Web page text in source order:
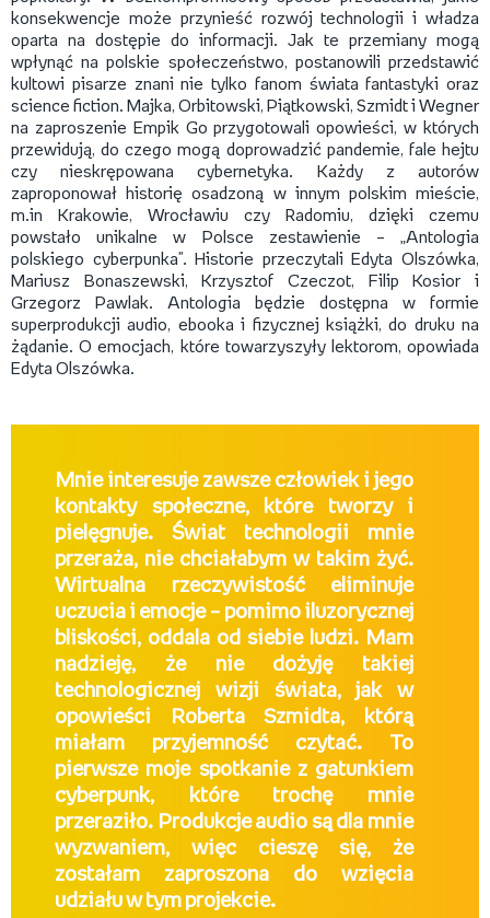
konsekwencje może przynieść rozwój technologii i władza
oparta na dostępie do informacji. Jak te przemiany mogą
wpłynąć na polskie społeczeństwo, postanowili przedstawić
kultowi pisarze znani nie tylko fanom świata fantastyki oraz
science fiction. Majka, Orbitowski, Piątkowski, Szmidt i Wegner
na zaproszenie Empik Go przygotowali opowieści, w których
przewidują, do czego mogą doprowadzić pandemie, fale hejtu
czy nieskrępowana cybernetyka. Każdy z autorów
zaproponował historię osadzoną w innym polskim mieście,
m.in Krakowie, Wrocławiu czy Radomiu, dzięki czemu
powstało unikalne w Polsce zestawienie – „Antologia
polskiego cyberpunka". Historie przeczytali Edyta Olszówka,
Mariusz Bonaszewski, Krzysztof Czeczot, Filip Kosior i
Grzegorz Pawlak. Antologia będzie dostępna w formie
superprodukcji audio, ebooka i fizycznej książki, do druku na
żądanie. O emocjach, które towarzyszyły lektorom, opowiada
Edyta Olszówka.
Mnie interesuje zawsze człowiek i jego
kontakty społeczne, które tworzy i
pielęgnuje. Świat technologii mnie
przeraża, nie chciałabym w takim żyć.
Wirtualna rzeczywistość eliminuje
uczucia i emocje – pomimo iluzorycznej
bliskości, oddala od siebie ludzi. Mam
nadzieję, że nie dożyję takiej
technologicznej wizji świata, jak w
opowieści Roberta Szmidta, którą
miałam przyjemność czytać. To
pierwsze moje spotkanie z gatunkiem
cyberpunk, które trochę mnie
przeraziło. Produkcje audio są dla mnie
wyzwaniem, więc cieszę się, że
zostałam zaproszona do wzięcia
udziału w tym projekcie.